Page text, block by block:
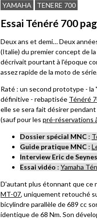
YAMAHA TENERE 700
Essai Ténéré 700
Deux ans et demi… Deux
(Italie) du premier concept de
décrivait pourtant à l'époque
assez rapide de la moto de
Raté : un second prototype - la "
définitive - rebaptisée Ténéré
elle se sera fait désirer
(sauf pour les pré-réservations
Dossier spécial MNC :
Guide pratique MNC :
Interview Eric de Seynes
Essai vidéo : Yamaha
D'autant plus étonnant que ce
MT-07, uniquement retouché
bicylindre parallèle de 689 cc
identique de 68 Nm. Son